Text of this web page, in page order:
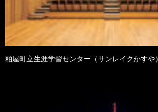
粕屋町立生涯学習センター（サンレイクかすや）